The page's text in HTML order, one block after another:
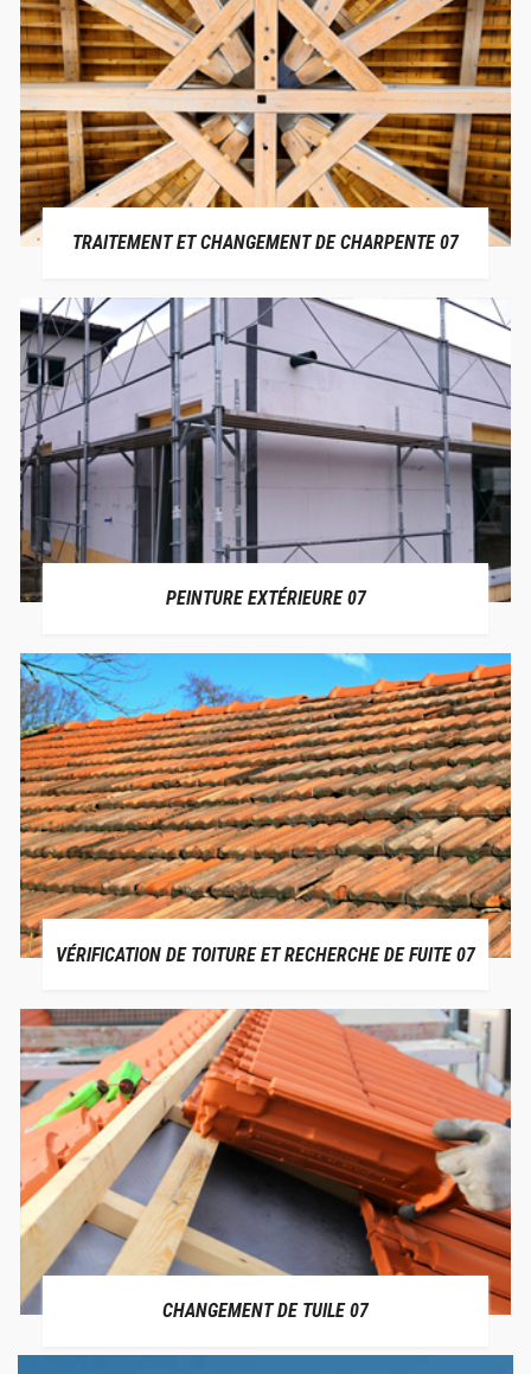
TRAITEMENT ET CHANGEMENT DE CHARPENTE 07
PEINTURE EXTÉRIEURE 07
VÉRIFICATION DE TOITURE ET RECHERCHE DE FUITE 07
CHANGEMENT DE TUILE 07